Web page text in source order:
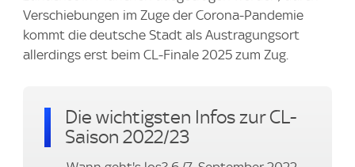
Verschiebungen im Zuge der Corona-Pandemie
kommt die deutsche Stadt als Austragungsort
allerdings erst beim CL-Finale 2025 zum Zug.
Die wichtigsten Infos zur CL-
Saison 2022/23